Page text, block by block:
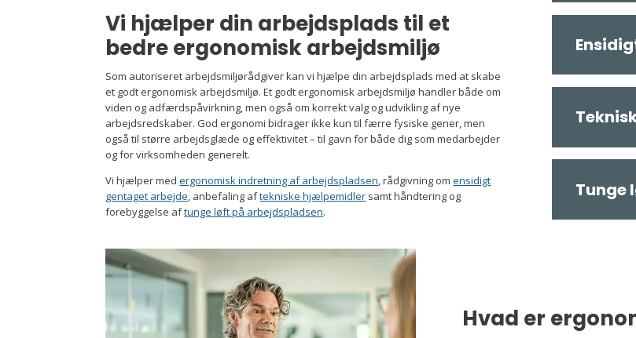
Vi hjælper din arbejdsplads til et
bedre ergonomisk arbejdsmiljø
Som autoriseret arbejdsmiljørådgiver kan vi hjælpe din arbejdsplads med at skabe
et godt ergonomisk arbejdsmiljø. Et godt ergonomisk arbejdsmiljø handler både om
viden og adfærdspåvirkning, men også om korrekt valg og udvikling af nye
arbejdsredskaber. God ergonomi bidrager ikke kun til færre fysiske gener, men
også til større arbejdsglæde og effektivitet – til gavn for både dig som medarbejder
og for virksomheden generelt.
Vi hjælper medergonomisk indretning af arbejdspladsen, rådgivning omensidigt
gentaget arbejde, anbefaling aftekniske hjælpemidler samt håndtering og
forebyggelse aftunge løft på arbejdspladsen.
Tunge
Hvad er